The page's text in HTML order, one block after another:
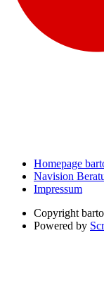
Homepage
Navision
Impressum
Copyright
Powered by